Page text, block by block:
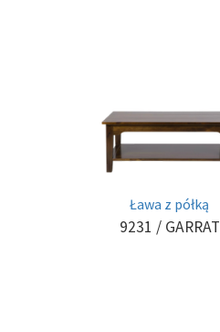
Ława z półką
9231 / GARRAT